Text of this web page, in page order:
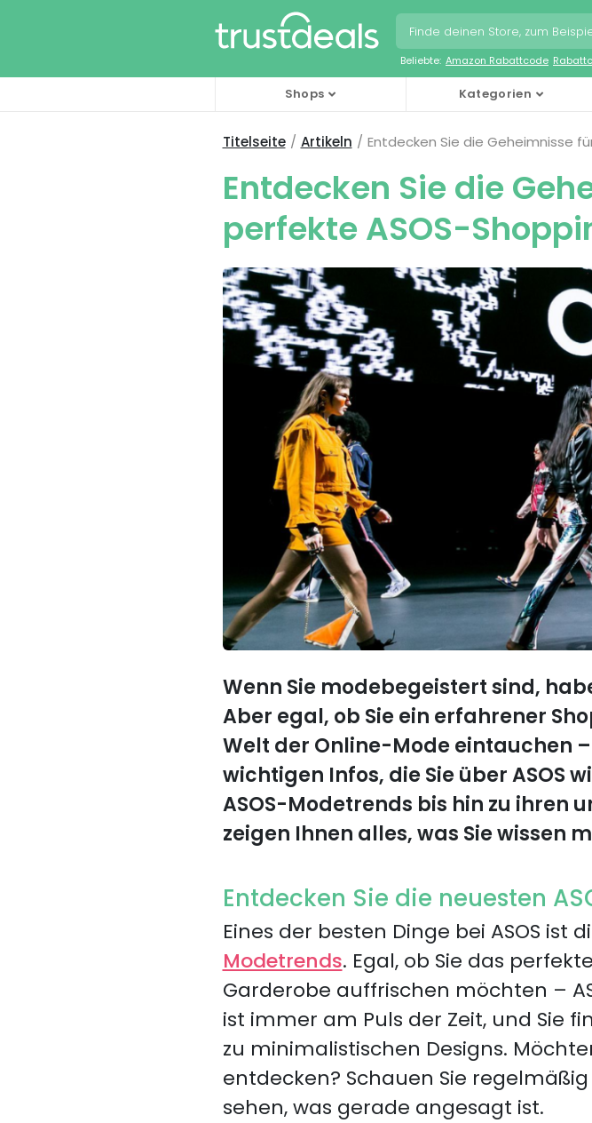
Beliebte: Amazon Rabattcode
Shops Kategorien
Titelseite Artikeln Entdecken Sie die Geheimnisse
Entdecken Sie die
perfekte ASOS-
Wenn Sie modebegeistert sind,
Aber egal, ob Sie ein erfahrener
Welt der Online-Mode eintauchen
wichtigen Infos, die Sie über ASOS
ASOS-Modetrends bis hin zu ihren
zeigen Ihnen alles, was Sie wissen
Entdecken Sie die neuesten
Eines der besten Dinge bei ASOS
Modetrends. Egal, ob Sie das
Garderobe auffrischen möchten –
ist immer am Puls der Zeit, und Sie
zu minimalistischen Designs.
entdecken? Schauen Sie
sehen, was gerade angesagt ist.